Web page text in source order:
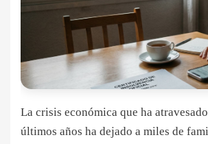
La crisis económica que ha
últimos años ha dejado a miles de